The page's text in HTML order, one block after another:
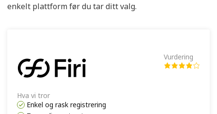
enkelt plattform før du tar ditt valg.
Vurdering
Hva vi tror
Enkel og rask registrering